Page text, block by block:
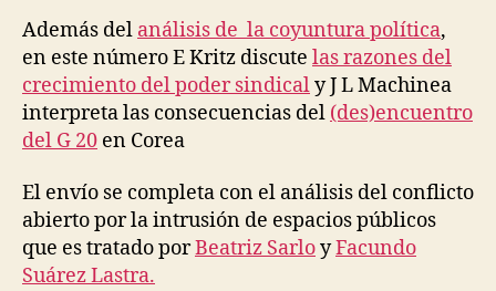
Además del análisis de la coyuntura política,
en este número E Kritz discute las razones del
crecimiento del poder sindicaly J L Machinea
interpreta las consecuencias del (des)encuentro
del G 20 en Corea
El envío se completa con el análisis del conflicto
abierto por la intrusión de espacios públicos
que es tratado porBeatriz SarloyFacundo
Suárez Lastra.